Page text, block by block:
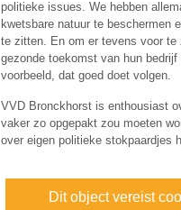
politieke issues. We hebben
kwetsbare natuur te beschermen
te zitten. En om er tevens voor te
gezonde toekomst van hun
voorbeeld, dat goed doet volgen.
VVD Bronckhorst is enthousiast
vaker zo opgepakt zou moeten
over eigen politieke stokpaardjes
Dit object vereist